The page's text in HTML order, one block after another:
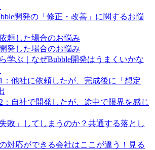
開発の「修正・改善」に関するお悩
頼した場合のお悩み
発した場合のお悩み
学ぶ｜なぜBubble開発はうまくいかな
他社に依頼したが、完成後に「想定
自社で開発したが、途中で限界を感じ
敗」してしまうのか？共通する落とし
対応ができる会社はここが違う！見る